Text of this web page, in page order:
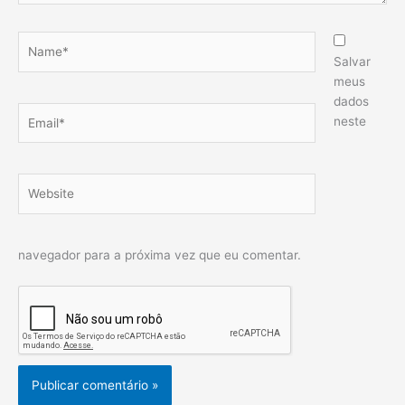
Salvar
meus
dados
neste
navegador para a próxima vez que eu comentar.